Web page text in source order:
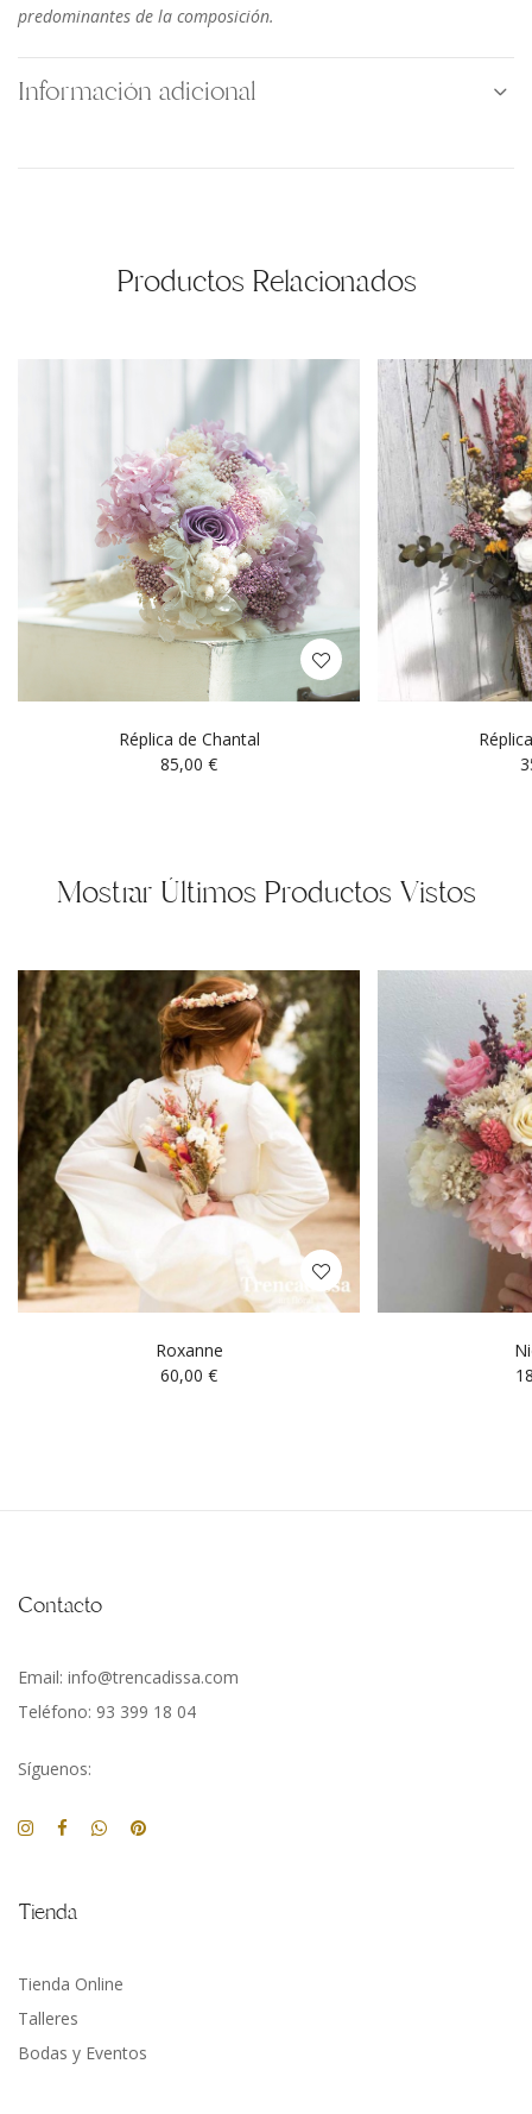
predominantes de la composición.
Información adicional
Productos Relacionados
Réplica de Chantal
85,00 €
Mostrar Últimos Productos Vistos
Roxanne
60,00 €
Contacto
Email: info@trencadissa.com
Teléfono: 93 399 18 04
Síguenos:
Tienda
Tienda Online
Talleres
Bodas y Eventos